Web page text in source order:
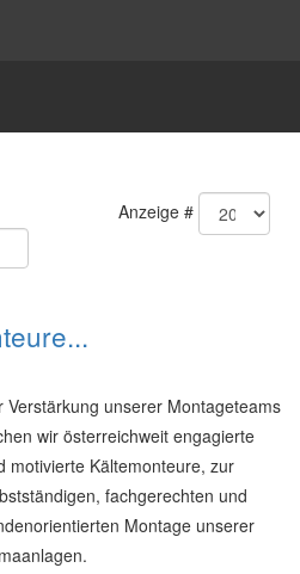
Anzeige #
Verstärkung unserer Montageteams
wir österreichweit engagierte
motivierte Kältemonteure, zur
fachgerechten und
Montage unserer